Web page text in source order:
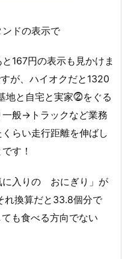
ドの表示で
167円の表示も見かけま
が、ハイオクだと1320
地と自宅と実家⓶をぐる
一般→トラックなど業務
らい走行距離を伸ばし
す！
に入りの おにぎり」が
れ換算だと33.8個分で
も食べる方向でない